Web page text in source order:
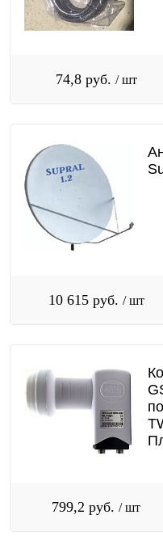
74,8 руб. / шт
10 615 руб. / шт
799,2 руб. / шт